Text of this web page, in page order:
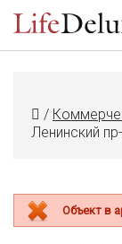
/
Ленинский
Объект в